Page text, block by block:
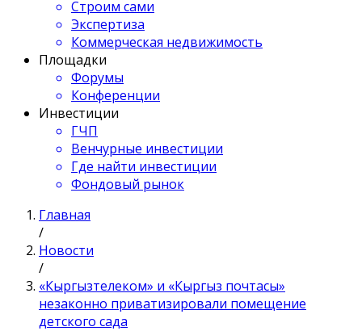
Строим сами
Экспертиза
Коммерческая недвижимость
Площадки
Форумы
Конференции
Инвестиции
ГЧП
Венчурные инвестиции
Где найти инвестиции
Фондовый рынок
Главная
/
Новости
/
«Кыргызтелеком» и «Кыргыз почтасы»
незаконно приватизировали помещение
детского сада